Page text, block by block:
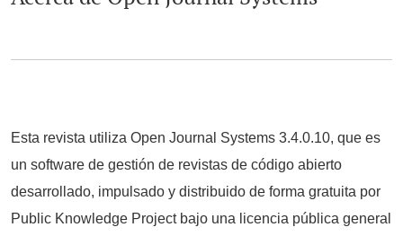
Esta revista utiliza Open Journal Systems 3.4.0.10, que es
un software de gestión de revistas de código abierto
desarrollado, impulsado y distribuido de forma gratuita por
Public Knowledge Project bajo una licencia pública general